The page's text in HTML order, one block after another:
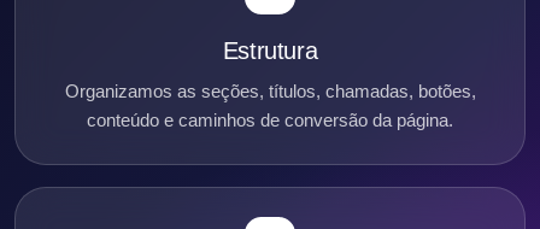
Estrutura
Organizamos as seções, títulos, chamadas, botões,
conteúdo e caminhos de conversão da página.